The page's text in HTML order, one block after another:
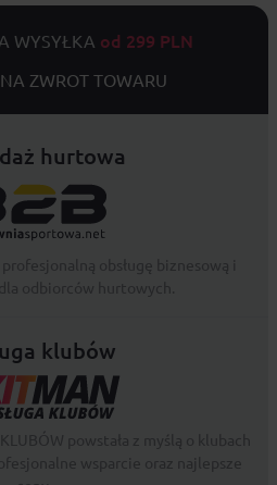
WYSYŁKA od 299 PLN
NA ZWROT TOWARU
hurtowa
klubów